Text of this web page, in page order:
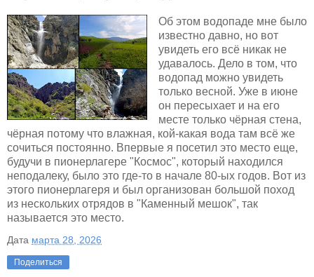
Об этом водопаде мне было
известно давно, но вот
увидеть его всё никак не
удавалось. Дело в том, что
водопад можно увидеть
только весной. Уже в июне
он пересыхает и на его
месте только чёрная стена,
чёрная потому что влажная, кой-какая вода там всё же
сочиться постоянно. Впервые я посетил это место еще,
будучи в пионерлагере "Космос", который находился
неподалеку, было это где-то в начале 80-ых годов. Вот из
этого пионерлагеря и был организован большой поход
из нескольких отрядов в "Каменный мешок", так
называется это место.
Дата марта 28, 2026
Поделиться